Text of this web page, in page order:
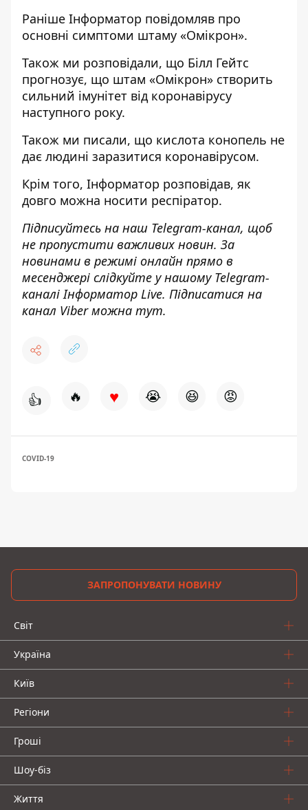
Раніше Інформатор повідомляв про
основні симптоми штаму «Омікрон».
Також ми розповідали, що Білл Гейтс
прогнозує, що штам «Омікрон» створить
сильний імунітет від коронавірусу
наступного року.
Також ми писали, що кислота конопель не
дає людині заразитися коронавірусом.
Крім того, Інформатор розповідав, як
довго можна носити респіратор.
Підписуйтесь на наш Telegram-канал, щоб
не пропустити важливих новин. За
новинами в режимі онлайн прямо в
месенджері слідкуйте у нашому Telegram-
каналіІнформатор Live. Підписатися на
канал Viber можна тут.
👍 🔥 ♥ 😭 😆 😡
COVID-19
ЗАПРОПОНУВАТИ НОВИНУ
Світ
Україна
Київ
Регіони
Гроші
Шоу-біз
Життя